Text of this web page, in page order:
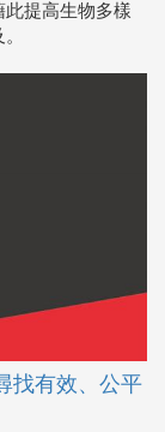
提高生物多樣
找有效、公平